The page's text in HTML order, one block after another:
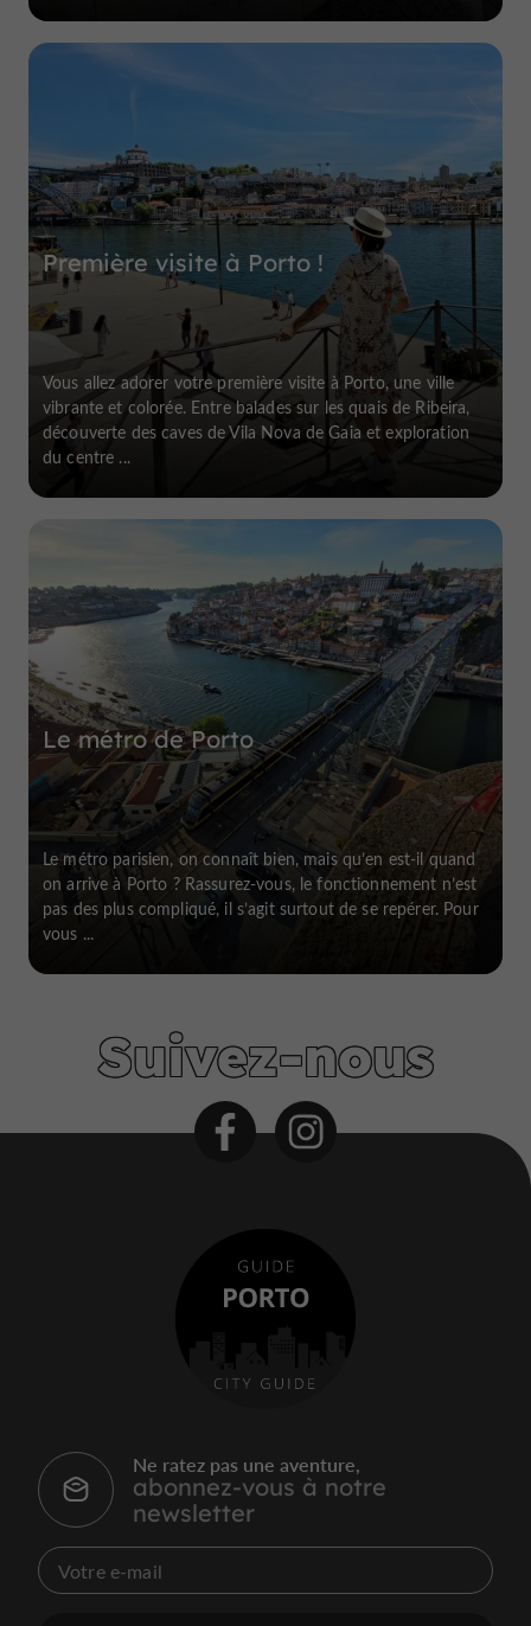
Première visite à Porto !
Vous allez adorer votre première visite à Porto, une ville
vibrante et colorée. Entre balades sur les quais de Ribeira,
découverte des caves de Vila Nova de Gaia et exploration
du centre ...
Le métro de Porto
Le métro parisien, on connaît bien, mais qu’en est-il quand
on arrive à Porto ? Rassurez-vous, le fonctionnement n’est
pas des plus compliqué, il s’agit surtout de se repérer. Pour
vous ...
Suivez-nous
Ne ratez pas une aventure,
abonnez-vous à notre
newsletter